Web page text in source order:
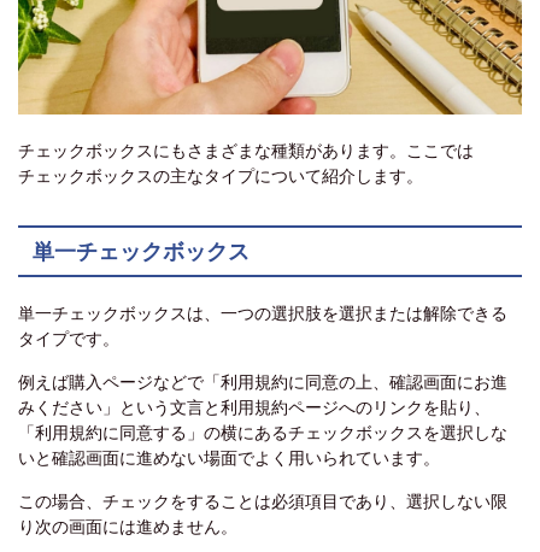
チェックボックスにもさまざまな種類があります。ここでは
チェックボックスの主なタイプについて紹介します。
単一チェックボックス
単一チェックボックスは、一つの選択肢を選択または解除できる
タイプです。
例えば購入ページなどで「利用規約に同意の上、確認画面にお進
みください」という文言と利用規約ページへのリンクを貼り、
「利用規約に同意する」の横にあるチェックボックスを選択しな
いと確認画面に進めない場面でよく用いられています。
この場合、チェックをすることは必須項目であり、選択しない限
り次の画面には進めません。